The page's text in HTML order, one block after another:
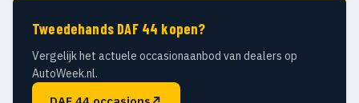
Tweedehands DAF 44 kopen?
Vergelijk het actuele occasionaanbod van dealers op
AutoWeek.nl.